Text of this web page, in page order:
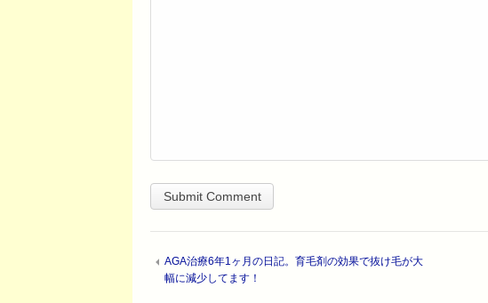
AGA治療6年1ヶ月の日記。育毛剤の効果で抜け毛が大
幅に減少してます！